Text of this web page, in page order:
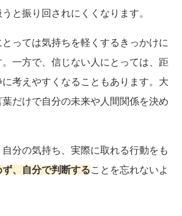
と振り回されにくくなります。
っては気持ちを軽くするきっかけに
一方で、信じない人にとっては、距
考えやすくなることもあります。大
だけで自分の未来や人間関係を決め
分の気持ち、実際に取れる行動をも
、自分で判断することを忘れないよ